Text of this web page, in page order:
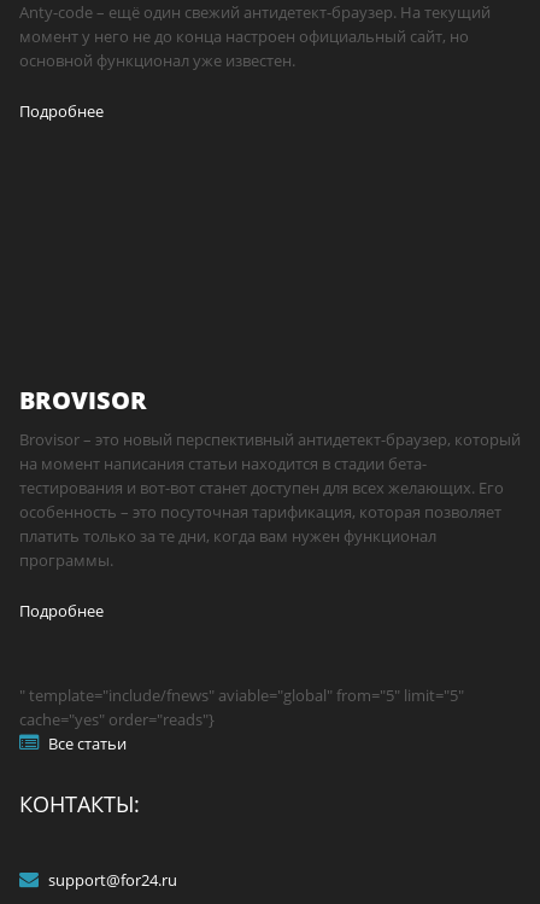
Anty-code – ещё один свежий антидетект-браузер. На текущий
момент у него не до конца настроен официальный сайт, но
основной функционал уже известен.
Подробнее
BROVISOR
Brovisor – это новый перспективный антидетект-браузер, который
на момент написания статьи находится в стадии бета-
тестирования и вот-вот станет доступен для всех желающих. Его
особенность – это посуточная тарификация, которая позволяет
платить только за те дни, когда вам нужен функционал
программы.
Подробнее
" template="include/fnews" aviable="global" from="5" limit="5"
cache="yes" order="reads"}
Все статьи
КОНТАКТЫ:
support@for24.ru